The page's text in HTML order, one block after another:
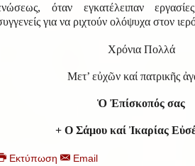
όταν εγκατέλειπαν
για να ριχτούν ολόψυχα στον
Χρόνια Πολλά
Μετ’ εὐχῶν καί πατρικῆς
Ὁ Ἐπίσκοπός σας
+ Ο Σάμου καί Ἰκαρίας
Εκτύπωση Email